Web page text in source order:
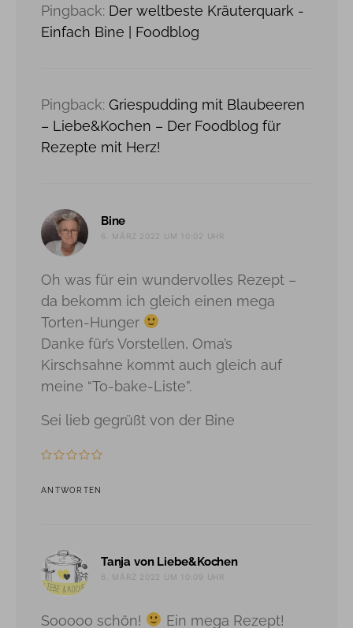
Pingback: Der weltbeste Kräuterquark -
Einfach Bine | Foodblog
Pingback: Griespudding mit Blaubeeren
– Liebe&Kochen – Der Foodblog für
Rezepte mit Herz!
Bine
6. MÄRZ 2022 UM 10:02 UHR
Oh was für ein wundervolles Rezept –
da bekomm ich gleich einen mega
Torten-Hunger
Danke für’s Vorstellen, Oma’s
Kirschsahne kommt auch gleich auf
meine “To-bake-Liste”.
Sei lieb gegrüßt von der Bine
ANTWORTEN
Tanja von Liebe&Kochensagt:
6. MÄRZ 2022 UM 10:09 UHR
Sooooo schön!
Ein mega Rezept!